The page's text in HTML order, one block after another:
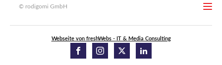
© rodigomi GmbH
Webseite von freshWebs - IT & Media Consulting